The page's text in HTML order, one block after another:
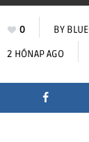
0 BY
2 HÓNAP AGO